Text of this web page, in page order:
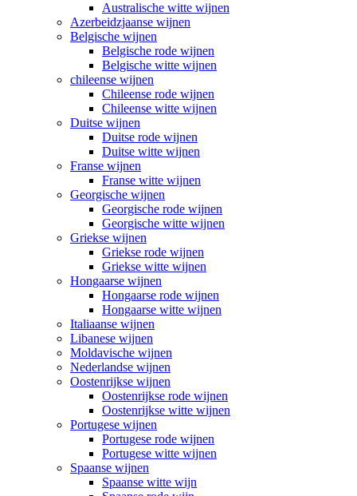
Australische witte wijnen
Azerbeidzjaanse wijnen
Belgische wijnen
Belgische rode wijnen
Belgische witte wijnen
chileense wijnen
Chileense rode wijnen
Chileense witte wijnen
Duitse wijnen
Duitse rode wijnen
Duitse witte wijnen
Franse wijnen
Franse witte wijnen
Georgische wijnen
Georgische rode wijnen
Georgische witte wijnen
Griekse wijnen
Griekse rode wijnen
Griekse witte wijnen
Hongaarse wijnen
Hongaarse rode wijnen
Hongaarse witte wijnen
Italiaanse wijnen
Libanese wijnen
Moldavische wijnen
Nederlandse wijnen
Oostenrijkse wijnen
Oostenrijkse rode wijnen
Oostenrijkse witte wijnen
Portugese wijnen
Portugese rode wijnen
Portugese witte wijnen
Spaanse wijnen
Spaanse witte wijn